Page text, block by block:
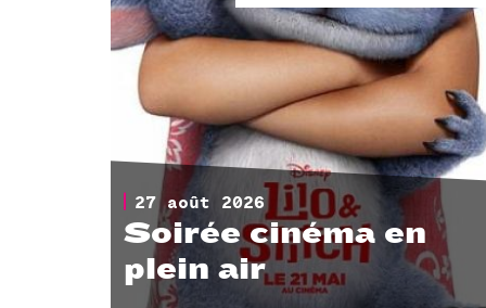
27 août 2026
Soirée cinéma en
plein air